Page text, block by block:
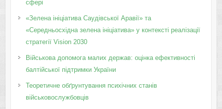
сфері
«Зелена ініціатива Саудівської Аравії» та
«Середньосхідна зелена ініціатива» у контексті реалізації
стратегії Vision 2030
Військова допомога малих держав: оцінка ефективності
балтійської підтримки України
Теоретичне обґрунтування психічних станів
військовослужбовців